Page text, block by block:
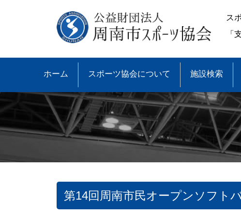
ス
「
ホーム スポーツ協会について
●諸規則
施設検索
●大会情報＆結果
●スポーツ少年団とは
●スポーツ少年団
第14回周南市民オープンソフト